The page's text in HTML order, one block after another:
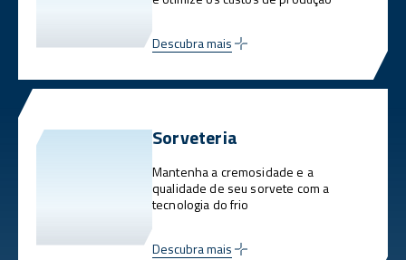
Descubra mais
Sorveteria
Mantenha a cremosidade e a
qualidade de seu sorvete com a
tecnologia do frio
Descubra mais